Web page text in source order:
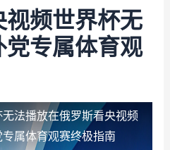
视频世界杯无
党专属体育观
法播放在俄罗斯看央视频
属体育观赛终极指南